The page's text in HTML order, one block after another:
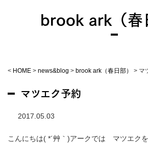
brook ark（春
< HOME > news&blog > brook ark（春日部） > マ
マツエク予約
2017.05.03
こんにちは( *´艸｀)アークでは マツエク